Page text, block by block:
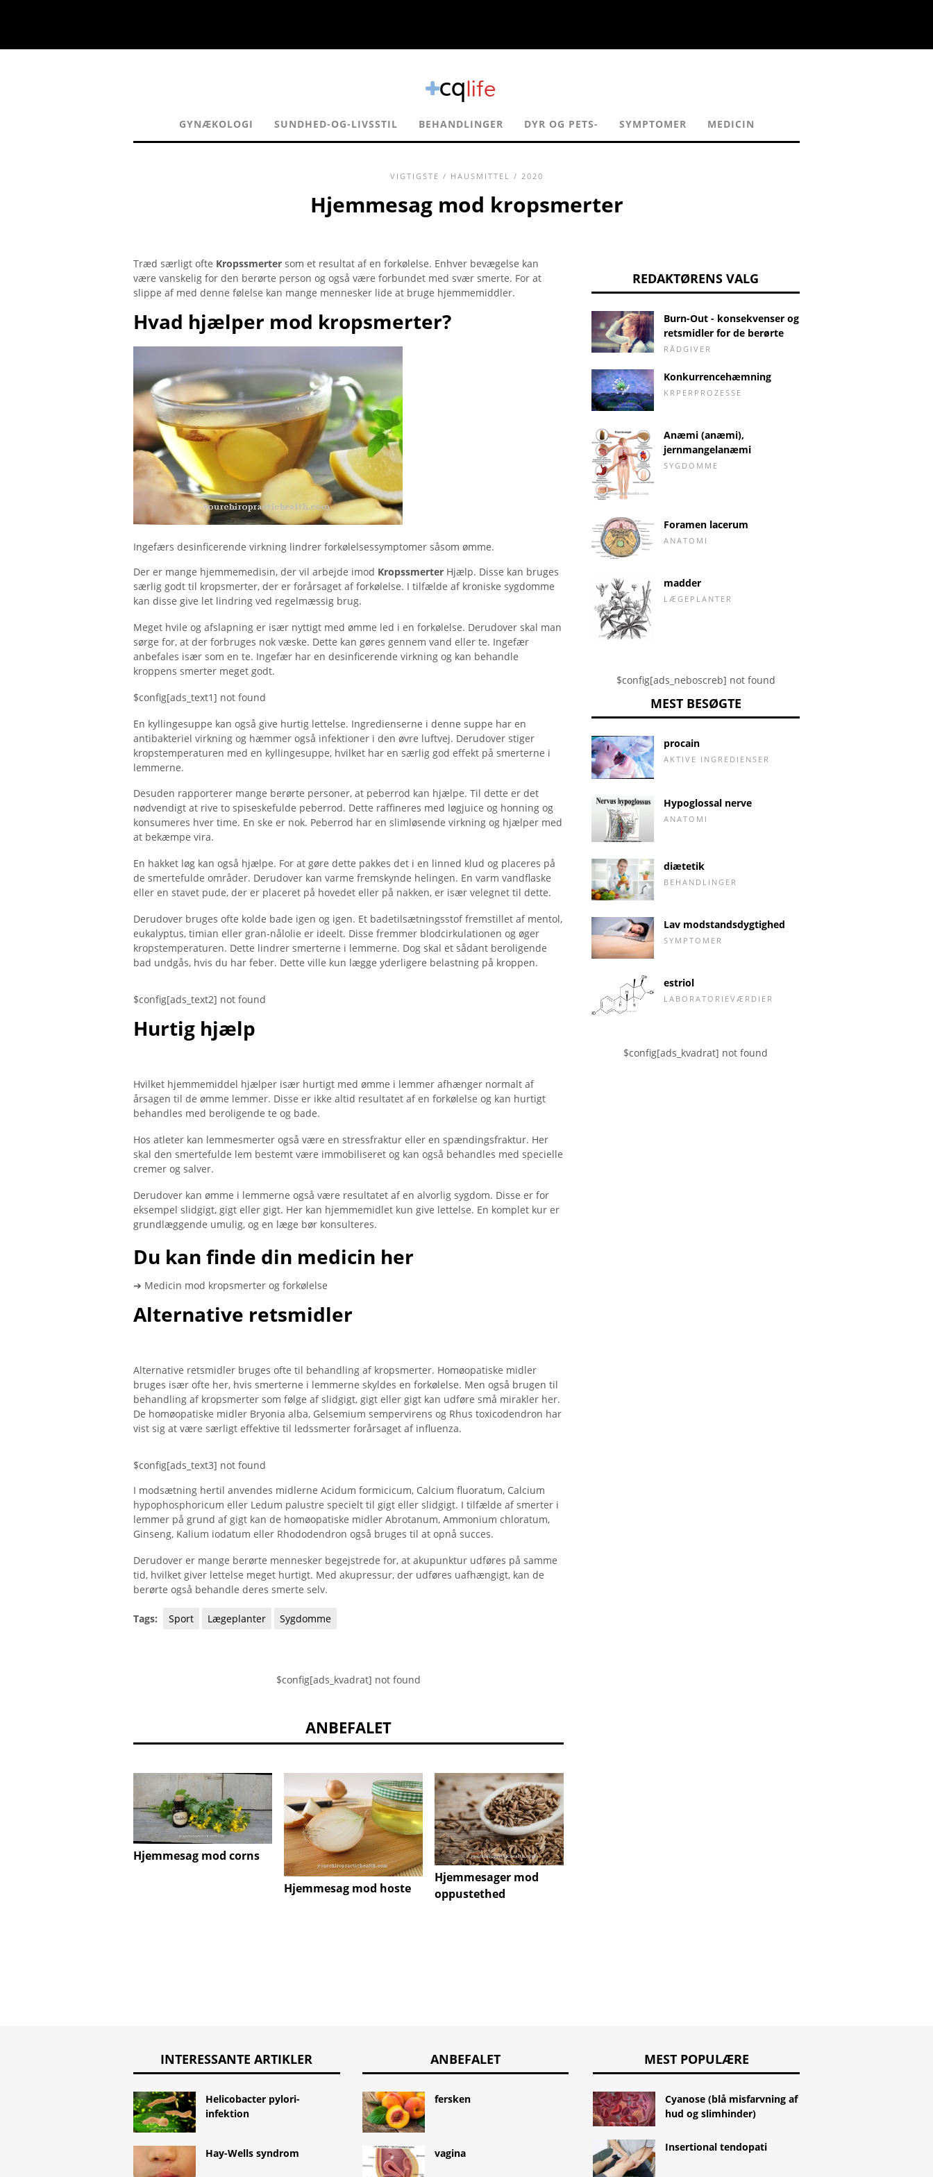
GYNÆKOLOGI SUNDHED-OG-LIVSSTIL BEHANDLINGER DYR OG PETS- SYMPTOMER MEDICIN
VIGTIGSTE / HAUSMITTEL / 2020
Hjemmesag mod kropsmerter
Træd særligt ofte Kropssmerter som et resultat af en forkølelse. Enhver bevægelse kan
være vanskelig for den berørte person og også være forbundet med svær smerte. For at
slippe af med denne følelse kan mange mennesker lide at bruge hjemmemiddler.
Hvad hjælper mod kropsmerter?
Ingefærs desinficerende virkning lindrer forkølelsessymptomer såsom ømme.
Der er mange hjemmemedisin, der vil arbejde imod Kropssmerter Hjælp. Disse kan bruges
særlig godt til kropsmerter, der er forårsaget af forkølelse. I tilfælde af kroniske sygdomme
kan disse give let lindring ved regelmæssig brug.
Meget hvile og afslapning er især nyttigt med ømme led i en forkølelse. Derudover skal man
sørge for, at der forbruges nok væske. Dette kan gøres gennem vand eller te. Ingefær
anbefales især som en te. Ingefær har en desinficerende virkning og kan behandle
kroppens smerter meget godt.
$config[ads_text1] not found
En kyllingesuppe kan også give hurtig lettelse. Ingredienserne i denne suppe har en
antibakteriel virkning og hæmmer også infektioner i den øvre luftvej. Derudover stiger
kropstemperaturen med en kyllingesuppe, hvilket har en særlig god effekt på smerterne i
lemmerne.
Desuden rapporterer mange berørte personer, at peberrod kan hjælpe. Til dette er det
nødvendigt at rive to spiseskefulde peberrod. Dette raffineres med løgjuice og honning og
konsumeres hver time. En ske er nok. Peberrod har en slimløsende virkning og hjælper med
at bekæmpe vira.
En hakket løg kan også hjælpe. For at gøre dette pakkes det i en linned klud og placeres på
de smertefulde områder. Derudover kan varme fremskynde helingen. En varm vandflaske
eller en stavet pude, der er placeret på hovedet eller på nakken, er især velegnet til dette.
Derudover bruges ofte kolde bade igen og igen. Et badetilsætningsstof fremstillet af mentol,
eukalyptus, timian eller gran-nålolie er ideelt. Disse fremmer blodcirkulationen og øger
kropstemperaturen. Dette lindrer smerterne i lemmerne. Dog skal et sådant beroligende
bad undgås, hvis du har feber. Dette ville kun lægge yderligere belastning på kroppen.
$config[ads_text2] not found
Hurtig hjælp
Hvilket hjemmemiddel hjælper især hurtigt med ømme i lemmer afhænger normalt af
årsagen til de ømme lemmer. Disse er ikke altid resultatet af en forkølelse og kan hurtigt
behandles med beroligende te og bade.
Hos atleter kan lemmesmerter også være en stressfraktur eller en spændingsfraktur. Her
skal den smertefulde lem bestemt være immobiliseret og kan også behandles med specielle
cremer og salver.
Derudover kan ømme i lemmerne også være resultatet af en alvorlig sygdom. Disse er for
eksempel slidgigt, gigt eller gigt. Her kan hjemmemidlet kun give lettelse. En komplet kur er
grundlæggende umulig, og en læge bør konsulteres.
Du kan finde din medicin her
➔ Medicin mod kropsmerter og forkølelse
Alternative retsmidler
Alternative retsmidler bruges ofte til behandling af kropsmerter. Homøopatiske midler
bruges især ofte her, hvis smerterne i lemmerne skyldes en forkølelse. Men også brugen til
behandling af kropsmerter som følge af slidgigt, gigt eller gigt kan udføre små mirakler her.
De homøopatiske midler Bryonia alba, Gelsemium sempervirens og Rhus toxicodendron har
vist sig at være særligt effektive til ledssmerter forårsaget af influenza.
$config[ads_text3] not found
I modsætning hertil anvendes midlerne Acidum formicicum, Calcium fluoratum, Calcium
hypophosphoricum eller Ledum palustre specielt til gigt eller slidgigt. I tilfælde af smerter i
lemmer på grund af gigt kan de homøopatiske midler Abrotanum, Ammonium chloratum,
Ginseng, Kalium iodatum eller Rhododendron også bruges til at opnå succes.
Derudover er mange berørte mennesker begejstrede for, at akupunktur udføres på samme
tid, hvilket giver lettelse meget hurtigt. Med akupressur, der udføres uafhængigt, kan de
berørte også behandle deres smerte selv.
Tags: Sport Lægeplanter Sygdomme
$config[ads_kvadrat] not found
ANBEFALET
Hjemmesag mod corns
Hjemmesag mod hoste
Hjemmesager mod
oppustethed
REDAKTØRENS VALG
Burn-Out - konsekvenser og
retsmidler for de berørte
RÅDGIVER
Konkurrencehæmning
KRPERPROZESSE
Anæmi (anæmi),
jernmangelanæmi
SYGDOMME
Foramen lacerum
ANATOMI
madder
LÆGEPLANTER
$config[ads_neboscreb] not found
MEST BESØGTE
procain
AKTIVE INGREDIENSER
Hypoglossal nerve
ANATOMI
diætetik
BEHANDLINGER
Lav modstandsdygtighed
SYMPTOMER
estriol
LABORATORIEVÆRDIER
$config[ads_kvadrat] not found
INTERESSANTE ARTIKLER
Helicobacter pylori-
infektion
Hay-Wells syndrom
ANBEFALET
fersken
vagina
MEST POPULÆRE
Cyanose (blå misfarvning af
hud og slimhinder)
Insertional tendopati